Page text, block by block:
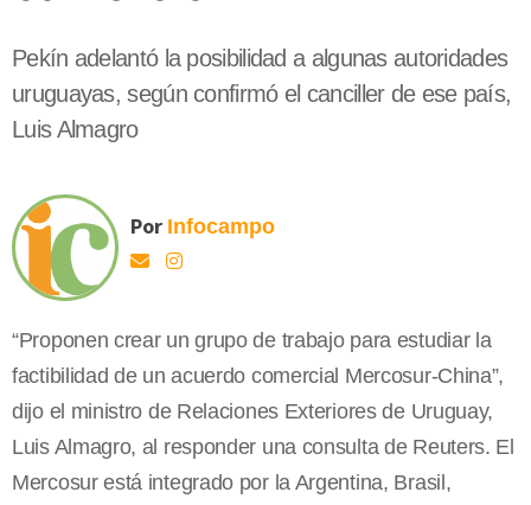
Pekín adelantó la posibilidad a algunas autoridades
uruguayas, según confirmó el canciller de ese país,
Luis Almagro
Por Infocampo
“Proponen crear un grupo de trabajo para estudiar la
factibilidad de un acuerdo comercial Mercosur-China”,
dijo el ministro de Relaciones Exteriores de Uruguay,
Luis Almagro, al responder una consulta de Reuters. El
Mercosur está integrado por la Argentina, Brasil,